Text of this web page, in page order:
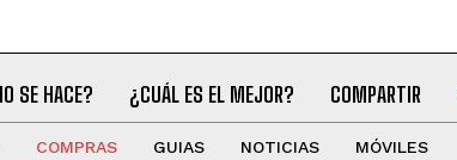
SE HACE? ¿CUÁL ES EL MEJOR? COMPARTIR
COMPRAS GUIAS NOTICIAS MÓVILES